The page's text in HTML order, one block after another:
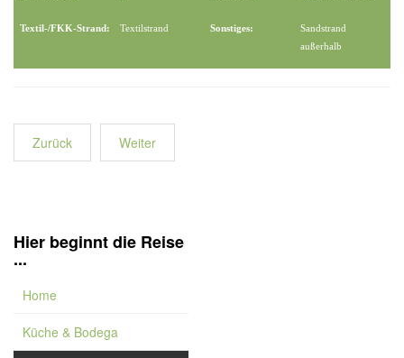
Textil-/FKK-Strand: Textilstrand Sonstiges:
Sandstrand
außerhalb
Zurück Weiter
Hier beginnt die Reise
...
Home
Küche & Bodega